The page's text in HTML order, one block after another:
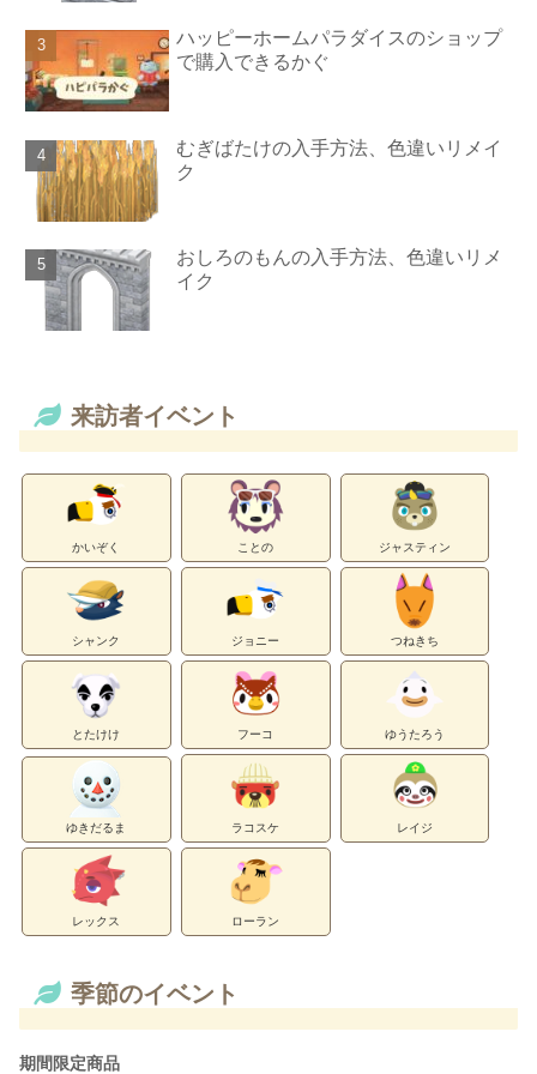
ハッピーホームパラダイスのショップ
で購入できるかぐ
むぎばたけの入手方法、色違いリメイ
ク
おしろのもんの入手方法、色違いリメ
イク
来訪者イベント
かいぞく ことの ジャスティン
シャンク ジョニー つねきち
とたけけ フーコ ゆうたろう
ゆきだるま ラコスケ レイジ
レックス ローラン
季節のイベント
期間限定商品